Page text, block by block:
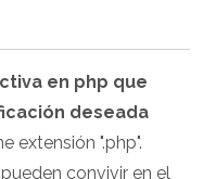
en php que
deseada
extensión ".php".
convivir en el